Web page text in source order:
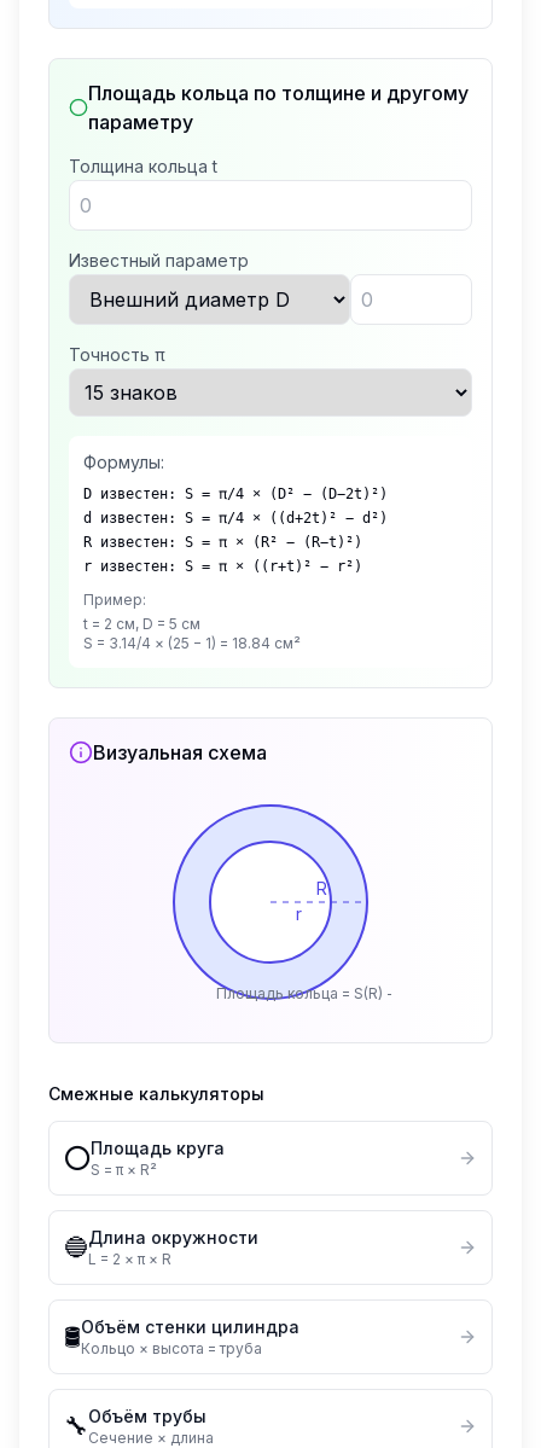
Площадь кольца по толщине и другому
параметру
Толщина кольца t
Известный параметр
Точность π
Формулы:
D известен: S = π/4 × (D² − (D−2t)²)
d известен: S = π/4 × ((d+2t)² − d²)
R известен: S = π × (R² − (R−t)²)
r известен: S = π × ((r+t)² − r²)
Пример:
t = 2 см, D = 5 см
S = 3.14/4 × (25 − 1) = 18.84 см²
Визуальная схема
R
r
Площадь кольца = S(R) − S(r)
Смежные калькуляторы
⭕Площадь круга
S = π × R²
🔵Длина окружности
L = 2 × π × R
🛢️Объём стенки цилиндра
Кольцо × высота = труба
🔧Объём трубы
Сечение × длина